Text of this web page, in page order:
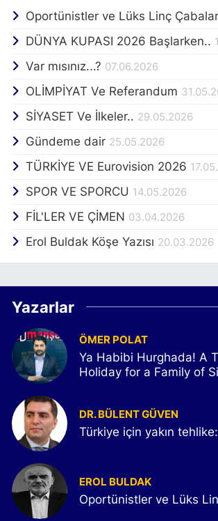
Oportünistler ve Lüks Linç
DÜNYA KUPASI 2026 Başlarken..
Var mısınız...? 07.06.2026
OLİMPİYAT Ve Referandum
SİYASET Ve İlkeler.. 29.05.2026
Gündeme dair 25.05.2026
TÜRKİYE VE Eurovision 2026
SPOR VE SPORCU 14.05.2026
FİL'LER VE ÇİMEN 03.04.2026
Erol Buldak Köşe Yazısı 20.03.2026
Yazarlar
ÖMER POLAT
Ya Habibi Hurghada! A
Holiday for a Family of
DR. BÜLENT GÜVEN
Türkiye için yakın
EROL BULDAK
Oportünistler ve Lüks